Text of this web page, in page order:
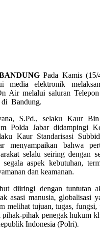
Pada Kamis (15/
media elektronik
Air melalui saluran Telepon
di Bandung.
S.Pd., selaku Kaur
Polda Jabar didampingi
Kaur Standarisasi
menyampaikan bahwa
selalu seiring dengan
segala aspek kebutuhan,
dan keamanan.
diiringi dengan tuntutan
asasi manusia, globalisasi
melihat tujuan, tugas, fungsi,
pihak penegak hukum
Indonesia (Polri).